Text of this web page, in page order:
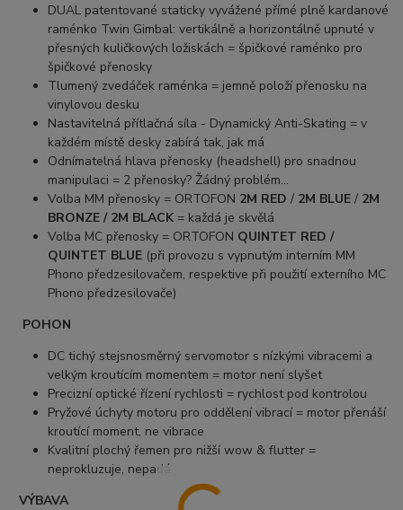
DUAL patentované staticky vyvážené přímé plně kardanové
raménko Twin Gimbal: vertikálně a horizontálně upnuté v
přesných kuličkových ložiskách = špičkové raménko pro
špičkové přenosky
Tlumený zvedáček raménka = jemně položí přenosku na
vinylovou desku
Nastavitelná přítlačná síla - Dynamický Anti-Skating = v
každém místě desky zabírá tak, jak má
Odnímatelná hlava přenosky (headshell) pro snadnou
manipulaci = 2 přenosky? Žádný problém...
Volba MM přenosky = ORTOFON 2M RED / 2M BLUE/ 2M
BRONZE / 2M BLACK = každá je skvělá
Volba MC přenosky = ORTOFON QUINTET RED /
QUINTET BLUE (při provozu s vypnutým interním MM
Phono předzesilovačem, respektive při použití externího MC
Phono předzesilovače)
POHON
DC tichý stejsnosměrný servomotor s nízkými vibracemi a
velkým kroutícím momentem = motor není slyšet
Precizní optické řízení rychlosti = rychlost pod kontrolou
Pryžové úchyty motoru pro oddělení vibrací = motor přenáší
kroutící moment, ne vibrace
Kvalitní plochý řemen pro nižší wow & flutter =
neprokluzuje, nepadá
VÝBAVA